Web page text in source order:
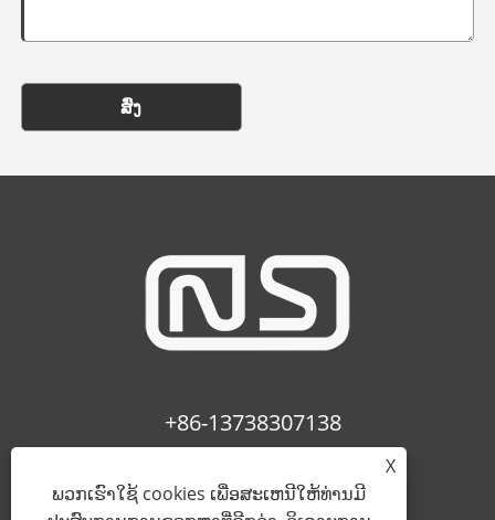
ສົ່ງ
+86-13738307138
info@newstar-machine.com
X
ພວກເຮົາໃຊ້ cookies ເພື່ອສະເຫນີໃຫ້ທ່ານມີ